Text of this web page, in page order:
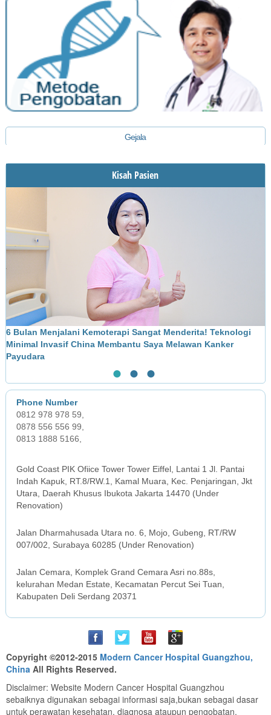
Gejala
Pengobatan
Kisah Pasien
6 Bulan Menjalani Kemoterapi Sangat Menderita! Teknologi
Minimal Invasif China Membantu Saya Melawan Kanker
Payudara
● ● ●
0812 978 978 59,
0878 556 556 99,
0813 1888 5166,
Gold Coast PIK Ofiice Tower Tower Eiffel, Lantai 1 Jl. Pantai
Indah Kapuk, RT.8/RW.1, Kamal Muara, Kec. Penjaringan, Jkt
Utara, Daerah Khusus Ibukota Jakarta 14470 (Under
Renovation)
Jalan Dharmahusada Utara no. 6, Mojo, Gubeng, RT/RW
007/002, Surabaya 60285 (Under Renovation)
Jalan Cemara, Komplek Grand Cemara Asri no.88s,
kelurahan Medan Estate, Kecamatan Percut Sei Tuan,
Kabupaten Deli Serdang 20371
Copyright ©2012-2015 Modern Cancer Hospital Guangzhou,
China All Rights Reserved.
Disclaimer: Website Modern Cancer Hospital Guangzhou
sebaiknya digunakan sebagai informasi saja,bukan sebagai dasar
untuk perawatan kesehatan, diagnosa ataupun pengobatan.